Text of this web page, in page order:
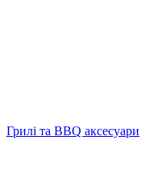
Грилі та BBQ аксесуари